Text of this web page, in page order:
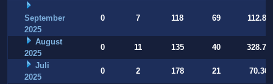
September
2025
0 7 118 69
August
2025
0 11 135 40
Juli
2025
0 2 178 21
70.360